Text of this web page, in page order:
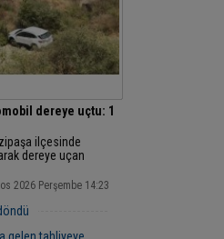
dereye uçtu: 1
ilçesinde
dereye uçan
2026 Perşembe 14:23
2026 Perşembe 12:23